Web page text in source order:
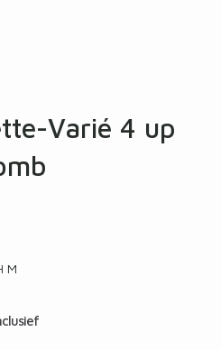
Varié 4 up
M